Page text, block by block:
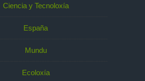
Ciencia y Tecnoloxía
España
Mundu
Ecoloxía